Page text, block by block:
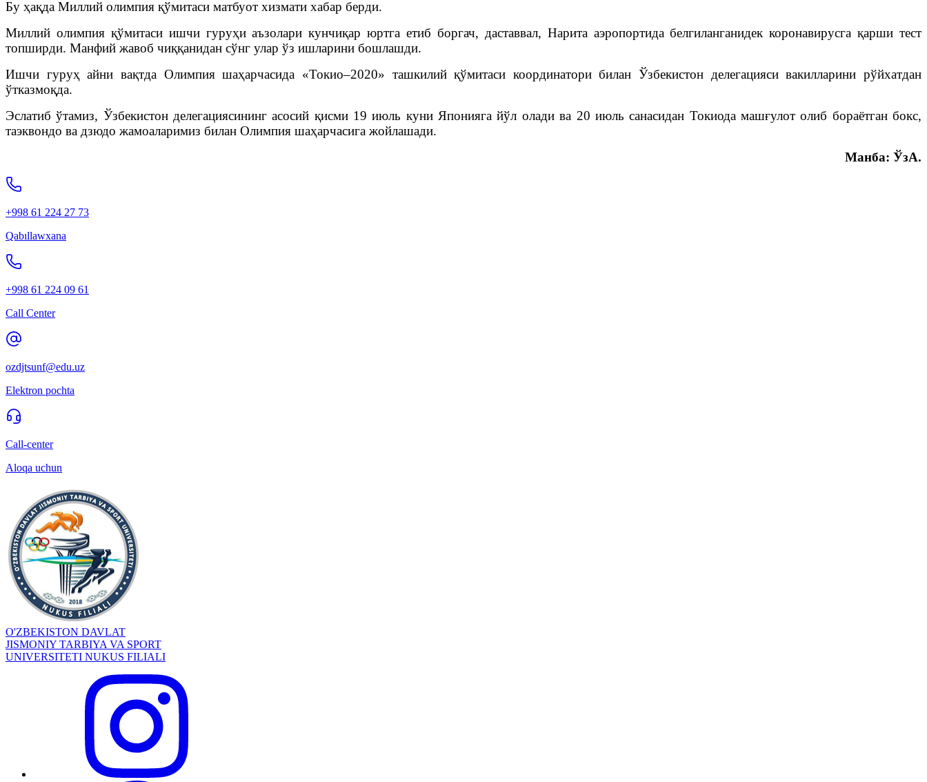
Бу ҳақда Миллий олимпия қўмитаси матбуот хизмати хабар берди.
Миллий олимпия қўмитаси ишчи гуруҳи аъзолари кунчиқар юртга етиб боргач, даставвал, Нарита аэропортида белгиланганидек коронавирусга қарши тест
топширди. Манфий жавоб чиққанидан сўнг улар ўз ишларини бошлашди.
Ишчи гуруҳ айни вақтда Олимпия шаҳарчасида «Токио–2020» ташкилий қўмитаси координатори билан Ўзбекистон делегацияси вакилларини рўйхатдан
ўтказмоқда.
Эслатиб ўтамиз, Ўзбекистон делегациясининг асосий қисми 19 июль куни Японияга йўл олади ва 20 июль санасидан Токиода машғулот олиб бораётган бокс,
таэквондо ва дзюдо жамоаларимиз билан Олимпия шаҳарчасига жойлашади.
Манба: ЎзА.
+998 61 224 27 73
Qabıllawxana
+998 61 224 09 61
Call Center
ozdjtsunf@edu.uz
Elektron pochta
Call-center
Aloqa uchun
O'ZBEKISTON DAVLAT
JISMONIY TARBIYA VA SPORT
UNIVERSITETI NUKUS FILIALI